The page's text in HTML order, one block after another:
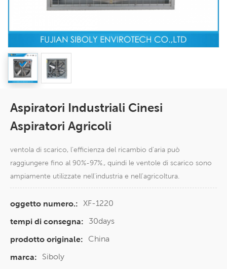
Aspiratori Industriali Cinesi
Aspiratori Agricoli
ventola di scarico, l'efficienza del ricambio d'aria può
raggiungere fino al 90%-97%., quindi le ventole di scarico sono
ampiamente utilizzate nell'industria e nell'agricoltura.
oggetto numero.: XF-1220
tempi di consegna:
30days
prodotto originale:
China
marca:
Siboly